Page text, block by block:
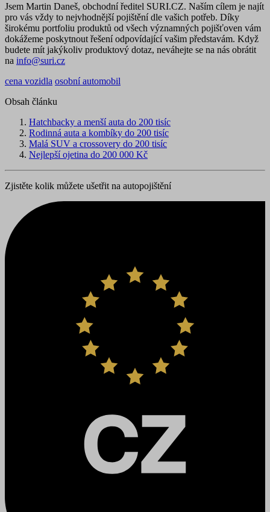
Jsem Martin Daneš, obchodní ředitel SURI.CZ. Naším cílem je najít
pro vás vždy to nejvhodnější pojištění dle vašich potřeb. Díky
širokému portfoliu produktů od všech významných pojišťoven vám
dokážeme poskytnout řešení odpovídající vašim představám. Když
budete mít jakýkoliv produktový dotaz, neváhejte se na nás obrátit
na info@suri.cz
cena vozidla osobní automobil
Obsah článku
Hatchbacky a menší auta do 200 tisíc
Rodinná auta a kombíky do 200 tisíc
Malá SUV a crossovery do 200 tisíc
Nejlepší ojetina do 200 000 Kč
Zjistěte kolik můžete ušetřit na autopojištění